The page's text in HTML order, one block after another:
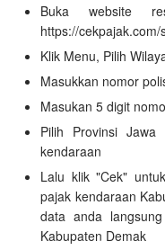
Buka website
https://
Klik Menu, Pilih
Masukkan nomor
Masukan 5 digit
Pilih Provinsi
kendaraan
Lalu klik "Cek"
pajak kendaraan
data anda
Kabupaten Demak